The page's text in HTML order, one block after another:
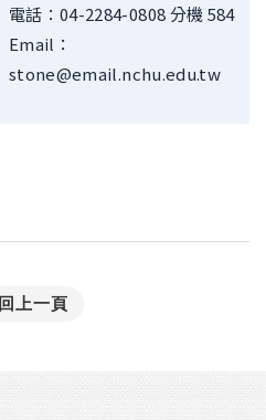
電話：04-2284-0808 分機 584
Email：
stone@email.nchu.edu.tw
回上一頁